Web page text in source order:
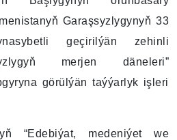
Garaşsyzlygynyň 33
geçirilýän zehinli
merjen däneleri”
görülýän taýýarlyk işleri
“Edebiýat, medeniýet we